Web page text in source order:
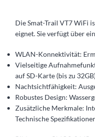
Die Smat-Trail VT7 WiFi
eignet​​. Sie verfügt über
WLAN-Konnektivität:
Vielseitige
auf SD-Karte (bis zu
Nachtsichtfähigkeit:
Robustes Design:
Zusätzliche Merkmale:
Technische